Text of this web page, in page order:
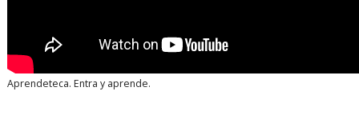
Aprendeteca. Entra y aprende.